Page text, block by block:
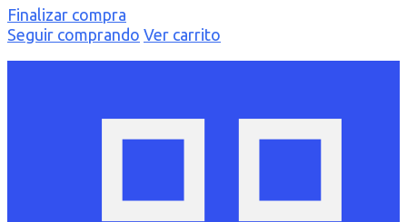
Finalizar compra
Seguir comprando Ver carrito